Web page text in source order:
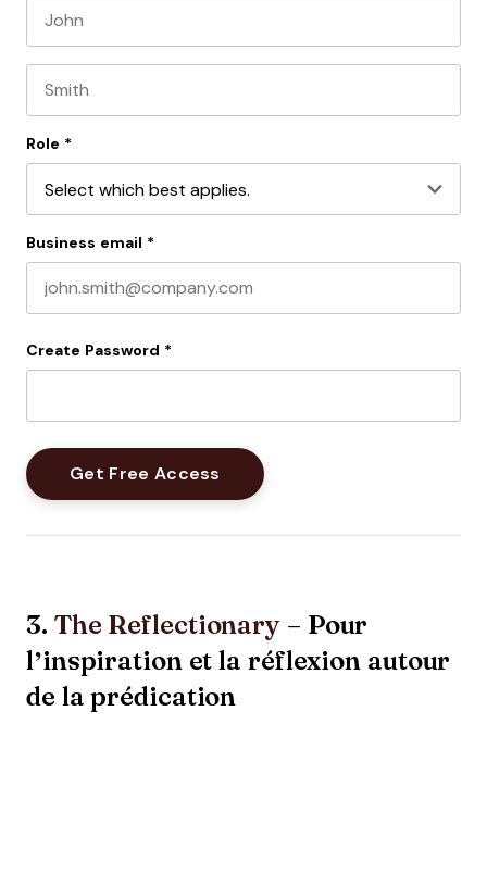
Role *
Business email *
Create Password *
3. The Reflectionary – Pour
l’inspiration et la réflexion autour
de la prédication